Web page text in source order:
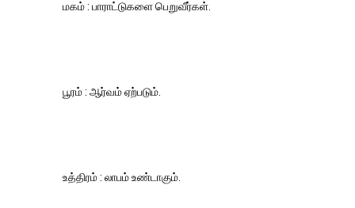
மகம் : பாராட்டுகளை பெறுவீர்கள்.
பூரம் : ஆர்வம் ஏற்படும்.
உத்திரம் : லாபம் உண்டாகும்.